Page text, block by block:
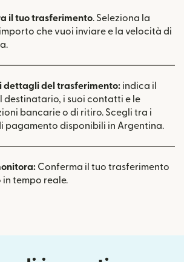
il tuo trasferimento. Seleziona la
che vuoi inviare e la velocità di
i dettagli del trasferimento: indica il
destinatario, i suoi contatti e le
bancarie o di ritiro. Scegli tra i
pagamento disponibili in Argentina.
Conferma il tuo trasferimento
in tempo reale.